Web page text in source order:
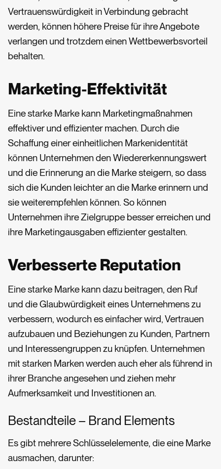
Vertrauenswürdigkeit in Verbindung gebracht
werden, können höhere Preise für ihre Angebote
verlangen und trotzdem einen Wettbewerbsvorteil
behalten.
Marketing-Effektivität
Eine starke Marke kann Marketingmaßnahmen
effektiver und effizienter machen. Durch die
Schaffung einer einheitlichen Markenidentität
können Unternehmen den Wiedererkennungswert
und die Erinnerung an die Marke steigern, so dass
sich die Kunden leichter an die Marke erinnern und
sie weiterempfehlen können. So können
Unternehmen ihre Zielgruppe besser erreichen und
ihre Marketingausgaben effizienter gestalten.
Verbesserte Reputation
Eine starke Marke kann dazu beitragen, den Ruf
und die Glaubwürdigkeit eines Unternehmens zu
verbessern, wodurch es einfacher wird, Vertrauen
aufzubauen und Beziehungen zu Kunden, Partnern
und Interessengruppen zu knüpfen. Unternehmen
mit starken Marken werden auch eher als führend in
ihrer Branche angesehen und ziehen mehr
Aufmerksamkeit und Investitionen an.
Bestandteile – Brand Elements
Es gibt mehrere Schlüsselelemente, die eine Marke
ausmachen, darunter: